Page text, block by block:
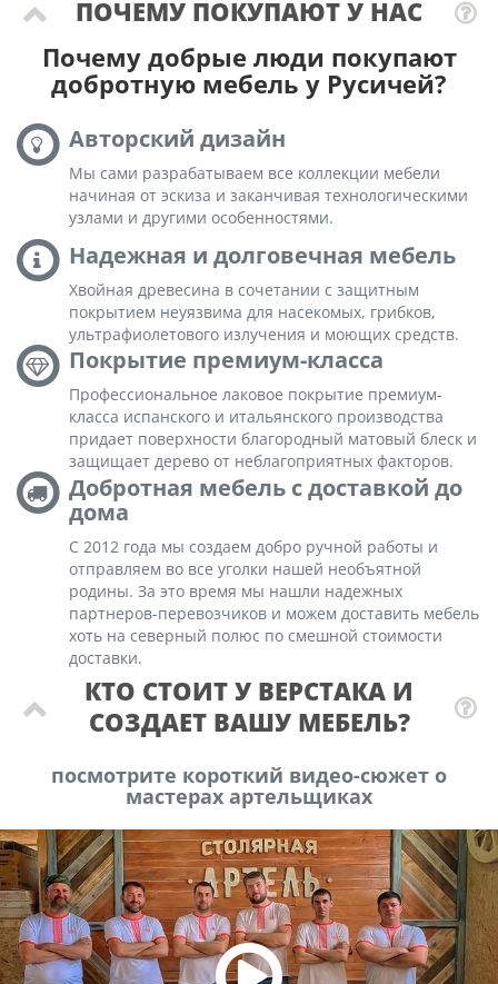
ПОЧЕМУ ПОКУПАЮТ У НАС
Почему добрые люди покупают
добротную мебель у Русичей?
Авторский дизайн
Мы сами разрабатываем все коллекции мебели
начиная от эскиза и заканчивая технологическими
узлами и другими особенностями.
Надежная и долговечная мебель
Хвойная древесина в сочетании с защитным
покрытием неуязвима для насекомых, грибков,
ультрафиолетового излучения и моющих средств.
Покрытие премиум-класса
Профессиональное лаковое покрытие премиум-
класса испанского и итальянского производства
придает поверхности благородный матовый блеск и
защищает дерево от неблагоприятных факторов.
Добротная мебель с доставкой до
дома
С 2012 года мы создаем добро ручной работы и
отправляем во все уголки нашей необъятной
родины. За это время мы нашли надежных
партнеров-перевозчиков и можем доставить мебель
хоть на северный полюс по смешной стоимости
доставки.
КТО СТОИТ У ВЕРСТАКА И
СОЗДАЕТ ВАШУ МЕБЕЛЬ?
посмотрите короткий видео-сюжет о
мастерах артельщиках